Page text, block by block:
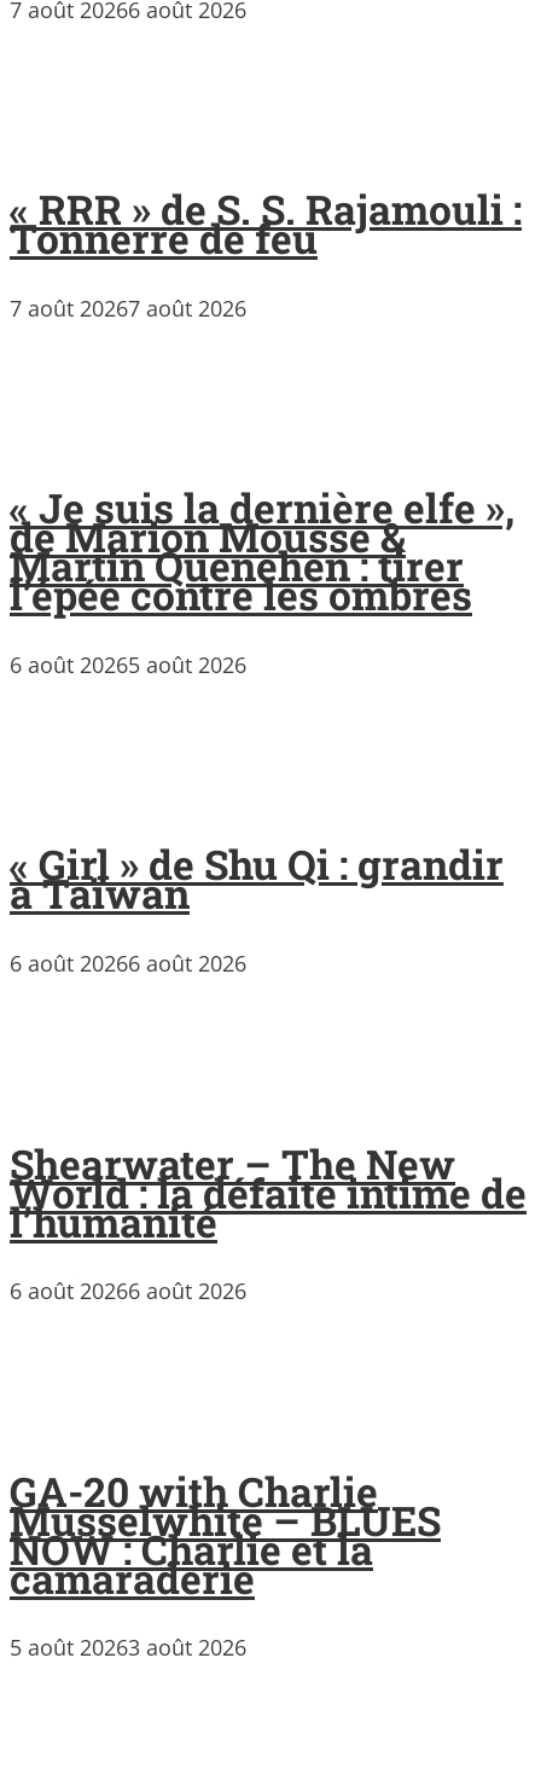
7 août 20266 août 2026
« RRR » de S. S. Rajamouli :
Tonnerre de feu
7 août 20267 août 2026
« Je suis la dernière elfe »,
de Marion Mousse &
Martin Quenehen : tirer
l’épée contre les ombres
6 août 20265 août 2026
« Girl » de Shu Qi : grandir
à Taïwan
6 août 20266 août 2026
Shearwater – The New
World : la défaite intime de
l’humanité
6 août 20266 août 2026
GA-20 with Charlie
Musselwhite – BLUES
NOW : Charlie et la
camaraderie
5 août 20263 août 2026